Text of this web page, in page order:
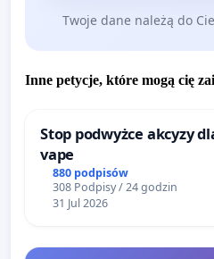
1. Zebrana dokumentacja
Twoje dane należą do
Inne petycje, które mogą cię
Stop podwyżce akcyzy
vape
880 podpisów
308 Podpisy / 24 godzin
31 Jul 2026